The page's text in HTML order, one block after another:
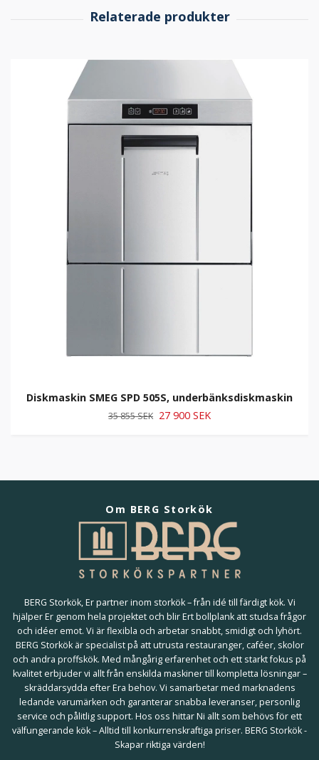
Diskmaskin SMEG SPD 505S, underbänksdiskmaskin
35 855 SEK 27 900 SEK
Om BERG Storkök
BERG Storkök, Er partner inom storkök – från idé till färdigt kök. Vi
hjälper Er genom hela projektet och blir Ert bollplank att studsa frågor
och idéer emot. Vi är flexibla och arbetar snabbt, smidigt och lyhört.
BERG Storkök är specialist på att utrusta restauranger, caféer, skolor
och andra proffskök. Med mångårig erfarenhet och ett starkt fokus på
kvalitet erbjuder vi allt från enskilda maskiner till kompletta lösningar –
skräddarsydda efter Era behov. Vi samarbetar med marknadens
ledande varumärken och garanterar snabba leveranser, personlig
service och pålitlig support. Hos oss hittar Ni allt som behövs för ett
välfungerande kök – Alltid till konkurrenskraftiga priser. BERG Storkök -
Skapar riktiga värden!